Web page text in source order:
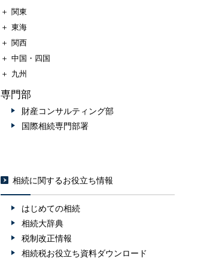
＋ 関東
＋ 東海
＋ 関西
＋ 中国・四国
＋ 九州
専門部
財産コンサルティング部
国際相続専門部署
相続に関するお役立ち情報
はじめての相続
相続大辞典
税制改正情報
相続税お役立ち資料ダウンロード